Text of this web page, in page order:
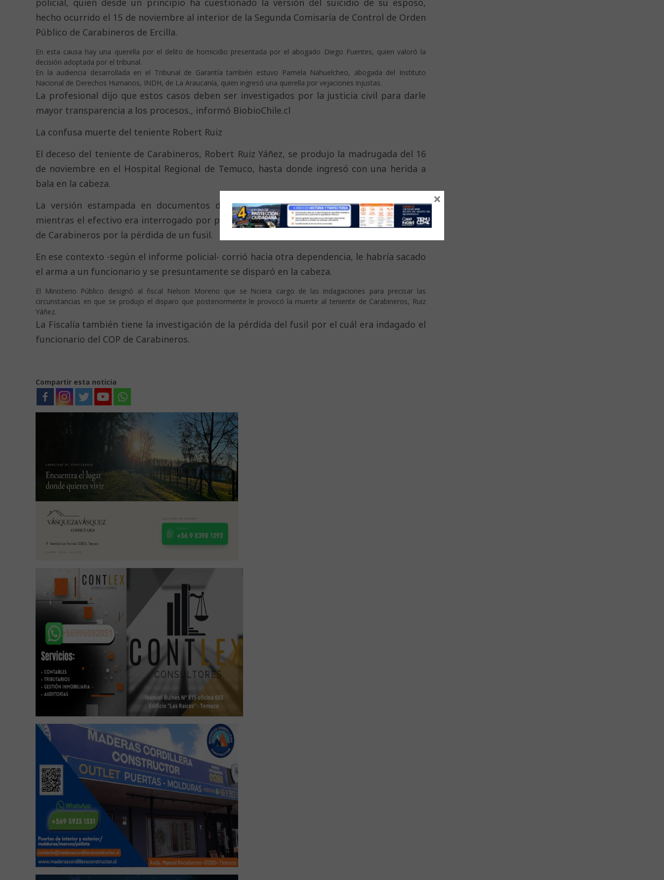
hecho ocurrido el 15 de noviembre al interior de la Segunda Comisaría de Control de Orden
Público de Carabineros de Ercilla.
En esta causa hay una querella por el delito de homicidio presentada por el abogado Diego Fuentes, quien valoró la
decisión adoptada por el tribunal.
En la audiencia desarrollada en el Tribunal de Garantía también estuvo Pamela Nahuelcheo, abogada del Instituto
Nacional de Derechos Humanos, INDH, de La Araucanía, quien ingresó una querella por vejaciones injustas.
La profesional dijo que estos casos deben ser investigados por la justicia civil para darle
mayor transparencia a los procesos., informó BiobioChile.cl
La confusa muerte del teniente Robert Ruiz
El deceso del teniente de Carabineros, Robert Ruiz Yáñez, se produjo la madrugada del 16
de noviembre en el Hospital Regional de Temuco, hasta donde ingresó con una herida a
bala en la cabeza.
La versión estampada en documentos de Carabineros sostiene que el hecho ocurrió
mientras el efectivo era interrogado por personal del Servicio de Asuntos Internos, Saicar,
de Carabineros por la pérdida de un fusil.
En ese contexto -según el informe policial- corrió hacia otra dependencia, le habría sacado
el arma a un funcionario y se presuntamente se disparó en la cabeza.
El Ministerio Público designó al fiscal Nelson Moreno que se hiciera cargo de las indagaciones para precisar las
circunstancias en que se produjo el disparo que posteriormente le provocó la muerte al teniente de Carabineros, Ruiz
Yáñez.
La Fiscalía también tiene la investigación de la pérdida del fusil por el cuál era indagado el
funcionario del COP de Carabineros.
Compartir esta noticia
×